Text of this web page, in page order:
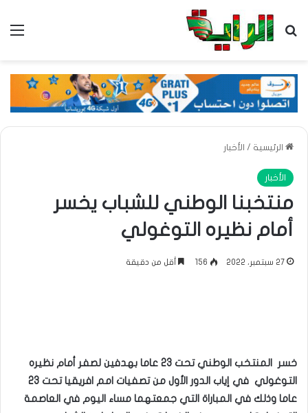
بحث عن
الرئيسية / الأخبار
الأخبار
منتخبنا الوطني للشباب يخسر
أمام نظيره التوغولي
27 سبتمبر، 2022 156 أقل من دقيقة
خسر المنتخب الوطني تحت 23 عاما بهدفين لصفر أمام نظيره
التوغولي في إياب الدور الأول من تصفيات امم افريقيا تحت 23
عاما وذلك في المباراة التي جمعتهما مساء اليوم في العاصمة